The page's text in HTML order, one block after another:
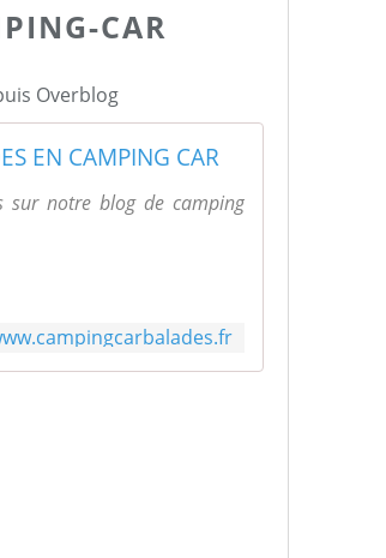
CAR
Overblog
EN CAMPING CAR
sur notre blog de camping